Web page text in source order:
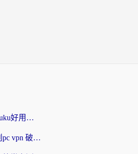
ChickCN和Unblock Youku好用吗？海外党亲测3款回国加速器，附iOS免费选择指南
海外党避坑指南：告别pc vpn 破解，选对回国加速器轻松访问国内资源